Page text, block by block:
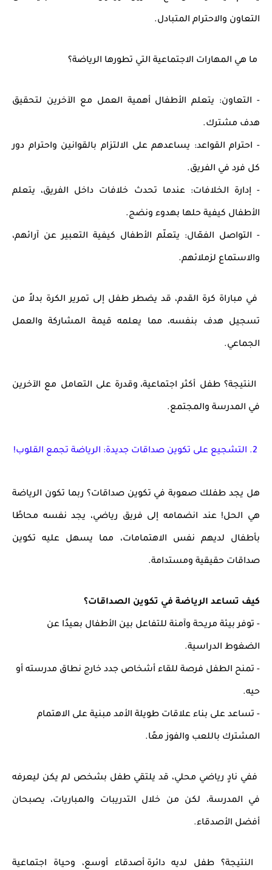
التعاون والاحترام المتبادل.
ما هي المهارات الاجتماعية التي تطورها الرياضة؟
- التعاون: يتعلم الأطفال أهمية العمل مع الآخرين لتحقيق
هدف مشترك.
- احترام القواعد: يساعدهم على الالتزام بالقوانين واحترام دور
كل فرد في الفريق.
- إدارة الخلافات: عندما تحدث خلافات داخل الفريق، يتعلم
الأطفال كيفية حلها بهدوء ونضج.
- التواصل الفعّال: يتعلّم الأطفال كيفية التعبير عن آرائهم،
والاستماع لزملائهم.
في مباراة كرة القدم، قد يضطر طفل إلى تمرير الكرة بدلاً من
تسجيل هدف بنفسه، مما يعلمه قيمة المشاركة والعمل
الجماعي.
النتيجة؟ طفل أكثر اجتماعية، وقدرة على التعامل مع الآخرين
في المدرسة والمجتمع.
هل يجد طفلك صعوبة في تكوين صداقات؟ ربما تكون الرياضة
هي الحل! عند انضمامه إلى فريق رياضي، يجد نفسه محاطًا
بأطفال لديهم نفس الاهتمامات، مما يسهل عليه تكوين
صداقات حقيقية ومستدامة.
كيف تساعد الرياضة في تكوين الصداقات؟
- توفر بيئة مريحة وآمنة للتفاعل بين الأطفال بعيدًا عن
الضغوط الدراسية.
- تمنح الطفل فرصة للقاء أشخاص جدد خارج نطاق مدرسته أو
حيه.
- تساعد على بناء علاقات طويلة الأمد مبنية على الاهتمام
المشترك باللعب والفوز معًا.
ففي نادٍ رياضي محلي، قد يلتقي طفل بشخص لم يكن ليعرفه
في المدرسة، لكن من خلال التدريبات والمباريات، يصبحان
أفضل الأصدقاء.
النتيجة؟طفل لديهدائرة أصدقاء أوسع، وحياة اجتماعية